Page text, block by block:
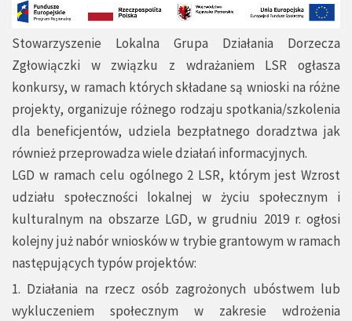
Stowarzyszenie Lokalna Grupa Działania Dorzecza
Zgłowiączki w związku z wdrażaniem LSR ogłasza
konkursy, w ramach których składane są wnioski na różne
projekty, organizuje różnego rodzaju spotkania/szkolenia
dla beneficjentów, udziela bezpłatnego doradztwa jak
również przeprowadza wiele działań informacyjnych.
LGD w ramach celu ogólnego 2 LSR, którym jest Wzrost
udziału społeczności lokalnej w życiu społecznym i
kulturalnym na obszarze LGD, w grudniu 2019 r. ogłosi
kolejny już nabór wniosków w trybie grantowym w ramach
następujących typów projektów:
1. Działania na rzecz osób zagrożonych ubóstwem lub
wykluczeniem społecznym w zakresie wdrożenia